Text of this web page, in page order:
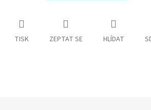
TISK ZEPTAT SE HLÍDAT